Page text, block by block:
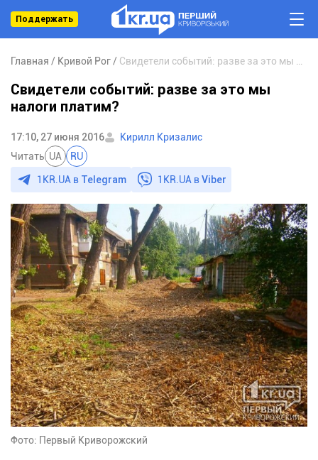
Поддержать
Главная Кривой Рог
Свидетели событий: разве за это мы
налоги платим?
17:10, 27 июня 2016
Кирилл Кризалис
Читать UA RU
1KR.UA в Telegram 1KR.UA вViber
Фото: Первый Криворожский